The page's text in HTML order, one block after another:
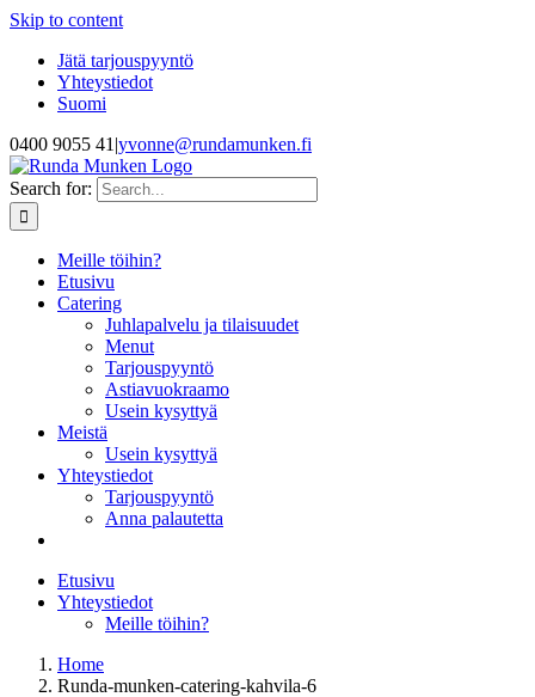
Skip to content
Jätä tarjouspyyntö
Yhteystiedot
Suomi
0400 9055 41 |yvonne@rundamunken.fi
Search for:
Meille töihin?
Etusivu
Catering
Juhlapalvelu ja tilaisuudet
Menut
Tarjouspyyntö
Astiavuokraamo
Usein kysyttyä
Meistä
Usein kysyttyä
Yhteystiedot
Tarjouspyyntö
Anna palautetta
Etusivu
Yhteystiedot
Meille töihin?
Home
Runda-munken-catering-kahvila-6